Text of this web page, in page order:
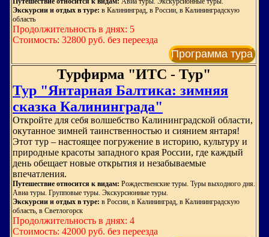
Экскурсии и отдых в туре: в Калининград, в России, в Калининградскую
область
Продолжительность в днях: 5
Стоимость: 32800 руб. без переезда
Программа тура
Турфирма "ИТС - Тур"
Тур "Янтарная Балтика: зимняя
сказка Калининграда"
Откройте для себя волшебство Калининградской области,
окутанное зимней таинственностью и сиянием янтаря!
Этот тур – настоящее погружение в историю, культуру и
природные красоты западного края России, где каждый
день обещает новые открытия и незабываемые
впечатления.
Путешествие относится к видам: Рождественские туры. Туры выходного дня.
Авиа туры. Групповые туры. Экскурсионные туры.
Экскурсии и отдых в туре: в России, в Калининград, в Калининградскую
область, в Светлогорск
Продолжительность в днях: 4
Стоимость: 42000 руб. без переезда